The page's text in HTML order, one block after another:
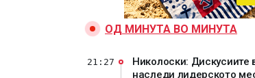
ОД МИНУТА ВО МИНУТА
Николоски: Дискусиите
наследи лидерското
21:27